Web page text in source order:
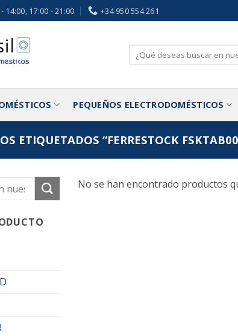
14:00, 17:00 - 21:00 +34 950 554 261
Buscar
por:
PEQUEÑOS ELECTRODOMÉSTICOS
ETIQUETADOS “FERRESTOCK
No se han encontrado productos